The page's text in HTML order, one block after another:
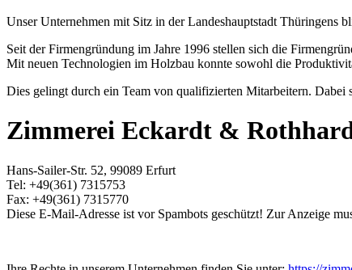
Unser Unternehmen mit Sitz in der Landeshauptstadt Thüringens
Seit der Firmengründung im Jahre 1996 stellen sich die
Mit neuen Technologien im Holzbau konnte sowohl die
Dies gelingt durch ein Team von qualifizierten Mitarbeitern.
Zimmerei Eckardt &
Hans-Sailer-Str. 52, 99089 Erfurt
Tel: +49(361) 7315753
Fax: +49(361) 7315770
Diese E-Mail-Adresse ist vor Spambots geschützt! Zur Anzeige